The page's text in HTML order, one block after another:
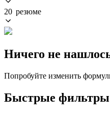
20 резюме
Ничего не
Попробуйте изменить
Быстрые фильтры